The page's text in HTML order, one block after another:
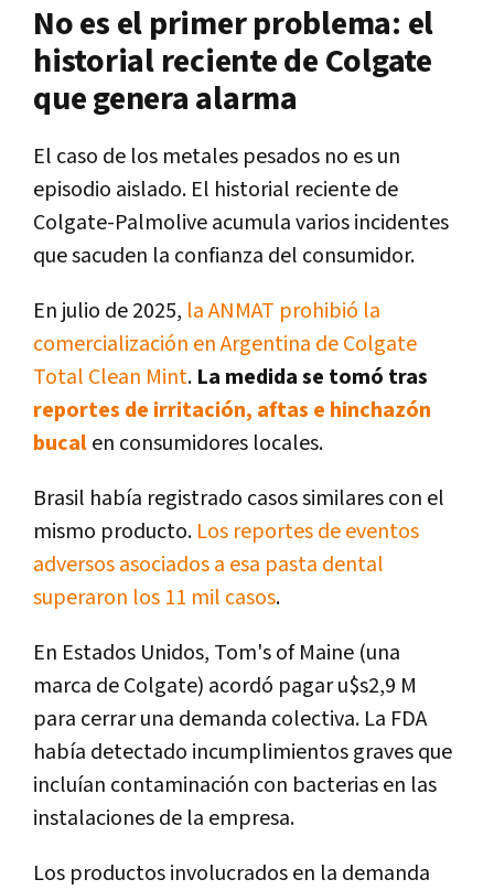
No es el primer problema: el
historial reciente de Colgate
que genera alarma
El caso de los metales pesados no es un
episodio aislado. El historial reciente de
Colgate-Palmolive acumula varios incidentes
que sacuden la confianza del consumidor.
En julio de 2025, la ANMAT prohibió la
comercialización en Argentina de Colgate
Total Clean Mint. La medida se tomó tras
reportes de irritación, aftas e hinchazón
bucalen consumidores locales.
Brasil había registrado casos similares con el
mismo producto. Los reportes de eventos
adversos asociados a esa pasta dental
superaron los 11 mil casos.
En Estados Unidos, Tom's of Maine (una
marca de Colgate) acordó pagar u$s2,9 M
para cerrar una demanda colectiva. La FDA
había detectado incumplimientos graves que
incluían contaminación con bacterias en las
instalaciones de la empresa.
Los productos involucrados en la demanda